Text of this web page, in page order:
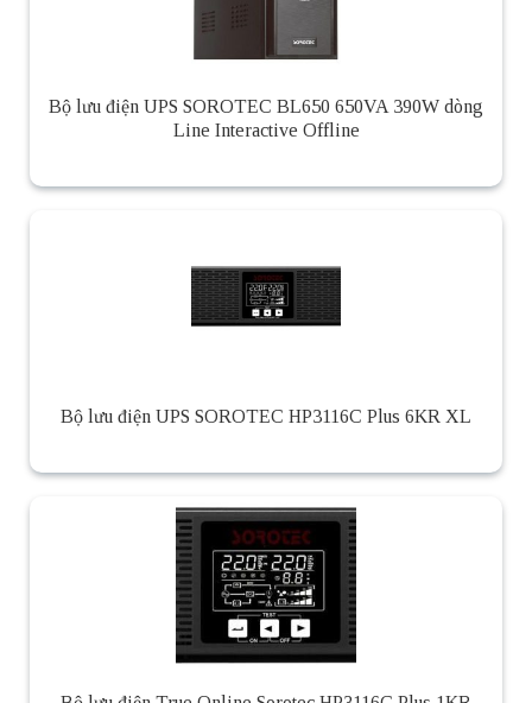
Bộ lưu điện UPS SOROTEC BL650 650VA 390W dòng
Line Interactive Offline
Bộ lưu điện UPS SOROTEC HP3116C Plus 6KR XL